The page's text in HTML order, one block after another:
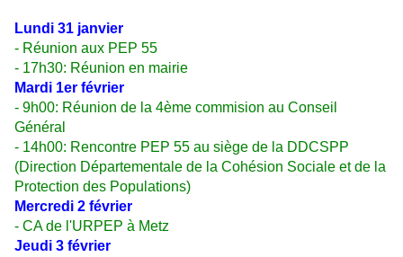
Lundi 31 janvier
- Réunion aux PEP 55
- 17h30: Réunion en mairie
Mardi 1er février
- 9h00: Réunion de la 4ème commision au Conseil
Général
- 14h00: Rencontre PEP 55 au siège de la DDCSPP
(Direction Départementale de la Cohésion Sociale et de la
Protection des Populations)
Mercredi 2 février
- CA de l'URPEP à Metz
Jeudi 3 février